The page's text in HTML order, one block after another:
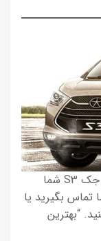
اگر هنوز تردید دارید که کدام لاستیک برای جک S3 شما
تماس بگیرید یا
“بهترین